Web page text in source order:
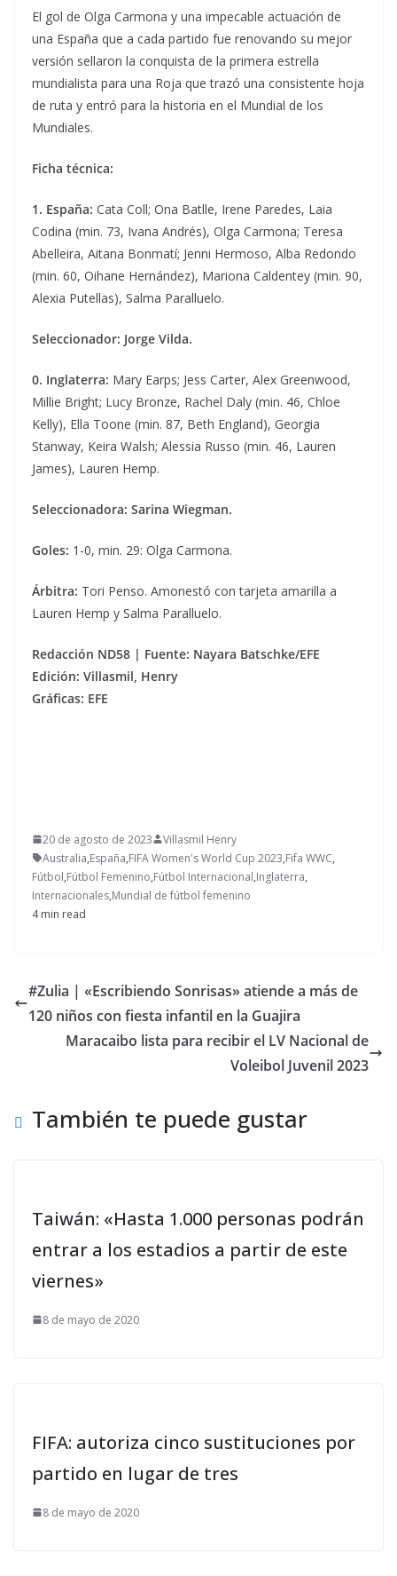
El gol de Olga Carmona y una impecable actuación de
una España que a cada partido fue renovando su mejor
versión sellaron la conquista de la primera estrella
mundialista para una Roja que trazó una consistente hoja
de ruta y entró para la historia en el Mundial de los
Mundiales.
Ficha técnica:
1. España: Cata Coll; Ona Batlle, Irene Paredes, Laia
Codina (min. 73, Ivana Andrés), Olga Carmona; Teresa
Abelleira, Aitana Bonmatí; Jenni Hermoso, Alba Redondo
(min. 60, Oihane Hernández), Mariona Caldentey (min. 90,
Alexia Putellas), Salma Paralluelo.
Seleccionador: Jorge Vilda.
0. Inglaterra: Mary Earps; Jess Carter, Alex Greenwood,
Millie Bright; Lucy Bronze, Rachel Daly (min. 46, Chloe
Kelly), Ella Toone (min. 87, Beth England), Georgia
Stanway, Keira Walsh; Alessia Russo (min. 46, Lauren
James), Lauren Hemp.
Seleccionadora: Sarina Wiegman.
Goles: 1-0, min. 29: Olga Carmona.
Árbitra: Tori Penso. Amonestó con tarjeta amarilla a
Lauren Hemp y Salma Paralluelo.
Redacción ND58 | Fuente: Nayara Batschke/EFE
Edición: Villasmil, Henry
Gráficas: EFE
20 de agosto de 2023
Villasmil Henry
Australia,España,FIFA Women's World Cup 2023,Fifa WWC,
Fútbol,Fútbol Femenino,Fútbol Internacional,Inglaterra,
Internacionales,Mundial de fútbol femenino
4 min read
#Zulia | «Escribiendo Sonrisas» atiende a más de
120 niños con fiesta infantil en la Guajira
Maracaibo lista para recibir el LV Nacional de
Voleibol Juvenil 2023
También te puede gustar
Taiwán: «Hasta 1.000 personas podrán
entrar a los estadios a partir de este
viernes»
8 de mayo de 2020
FIFA: autoriza cinco sustituciones por
partido en lugar de tres
8 de mayo de 2020